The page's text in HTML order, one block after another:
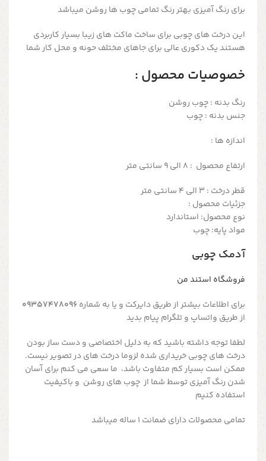
برای رنگ آمیزی بهتر رنگ تمامی چوب ها روشن میباشد
این درخت های چوبی برای ساخت ماکت های زیبا بسیار کاربردی
هستند یک دکوری عالی برای جاهای مختلف حونه و محل کار شما
خصوصیات محصول :
رنگ بدنه : چوب روشن
جنس بدنه : چوب
اندازه ها :
ارتفاع محصول : 8 الی 9 سانتی متر
قطر درخت : 3 الی 4 سانتی متر
جزئیات محصول :
نوع محصول: استاندارد
مواد پایه: چوب
آدمک چوبی
فروشگاه استند من
برای اطلاعات بیشتر از طریق دایرکت و یا به شماره09357478096
از طریق واتساپ و تلگرام پیام بدید
لطفا توجه داشته باشید که به دلیل اختصاصی و دست ساز بودن
درخت های چوبی خریداری شده لزوما درخت های در تصویر نیست.
ممکن است بسیار کم متفاوت باشد، ما سعی می کنم برای آسان
شدن رنگ آمیزی توسط شما از چوب های روشن و باکیفیت
استفاده کنیم
تمامی محصولات دارای ضمانت ۱ ساله میباشد